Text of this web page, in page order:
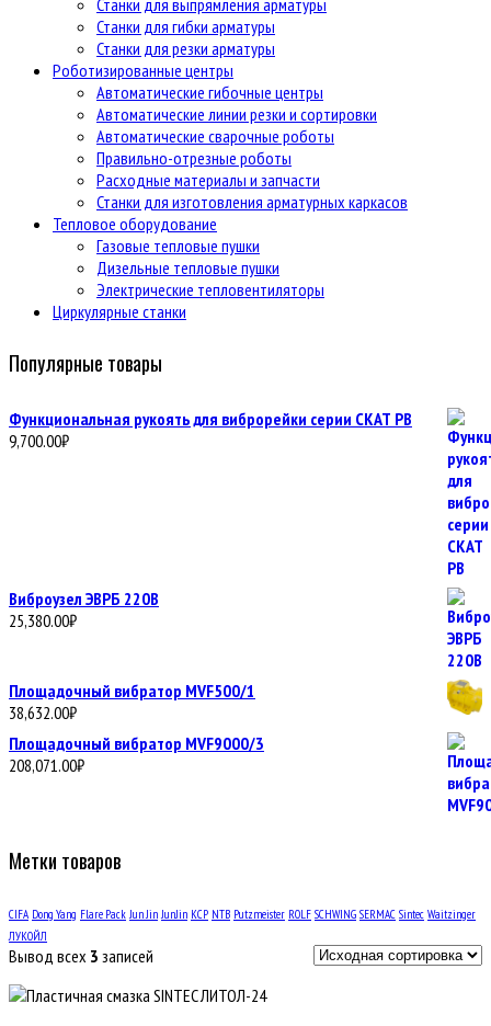
Станки для гибки арматуры
Станки для резки арматуры
Роботизированные центры
Автоматические гибочные центры
Автоматические линии резки и сортировки
Автоматические сварочные роботы
Правильно-отрезные роботы
Расходные материалы и запчасти
Станки для изготовления арматурных каркасов
Тепловое оборудование
Газовые тепловые пушки
Дизельные тепловые пушки
Электрические тепловентиляторы
Циркулярные станки
Популярные товары
Функциональная рукоять для виброрейки серии СКАТ РВ
9,700.00₽
Виброузел ЭВРБ 220В
25,380.00₽
Площадочный вибратор MVF500/1
38,632.00₽
Площадочный вибратор MVF9000/3
208,071.00₽
Метки товаров
CIFA Dong Yang Flare Pack Jun Jin JunJin KCP NTB Putzmeister ROLF SCHWING SERMAC Sintec Waitzinger
ЛУКОЙЛ
Вывод всех 3 записей